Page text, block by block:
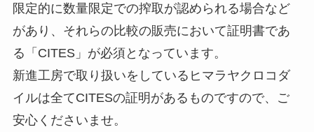
限定的に数量限定での搾取が認められる場合など
があり、それらの比較の販売において証明書であ
る「CITES」が必須となっています。
新進工房で取り扱いをしているヒマラヤクロコダ
イルは全てCITESの証明があるものですので、ご
安心くださいませ。